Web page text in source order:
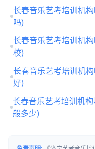
长春音乐艺考培训机
吗)
长春音乐艺考培训机
校)
长春音乐艺考培训机
好)
长春音乐艺考培训机
般多少)